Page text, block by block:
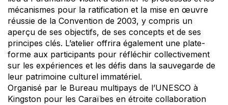
mécanismes pour la ratification et la mise en œuvre
réussie de la Convention de 2003, y compris un
aperçu de ses objectifs, de ses concepts et de ses
principes clés. L’atelier offrira également une plate-
forme aux participants pour réfléchir collectivement
sur les expériences et les défis dans la sauvegarde de
leur patrimoine culturel immatériel.
Organisé par le Bureau multipays de l’UNESCO à
Kingston pour les Caraïbes en étroite collaboration